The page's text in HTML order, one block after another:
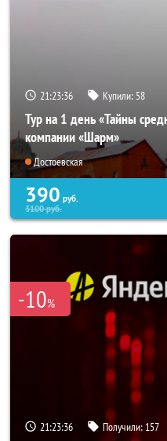
21:23:35 Купили: 58
Тур на 1 день «Тайны
компании «Шарм»
Достоевская
390 руб.
3100руб.
-10%
21:23:35 Получили: 157